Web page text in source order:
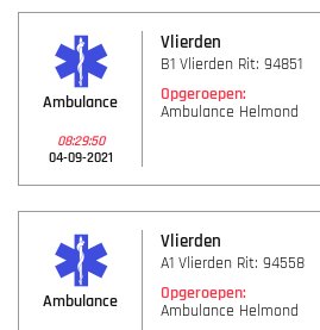
Ambulance
08:29:50
04-09-2021
Vlierden
B1 Vlierden Rit: 94851
Opgeroepen:
Ambulance Helmond
Ambulance
Vlierden
A1 Vlierden Rit: 94558
Opgeroepen:
Ambulance Helmond